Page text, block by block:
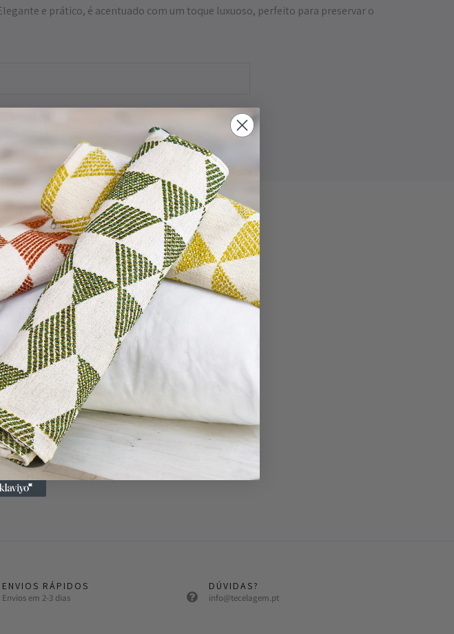
e prático, é acentuado com um toque luxuoso, perfeito para preservar o
promoções
ENVIOS RÁPIDOS
Envios em 2-3 dias
DÚVIDAS?
info@tecelagem.pt